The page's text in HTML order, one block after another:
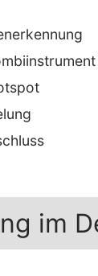
im